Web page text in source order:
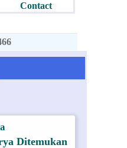
Contact
Ditemukan